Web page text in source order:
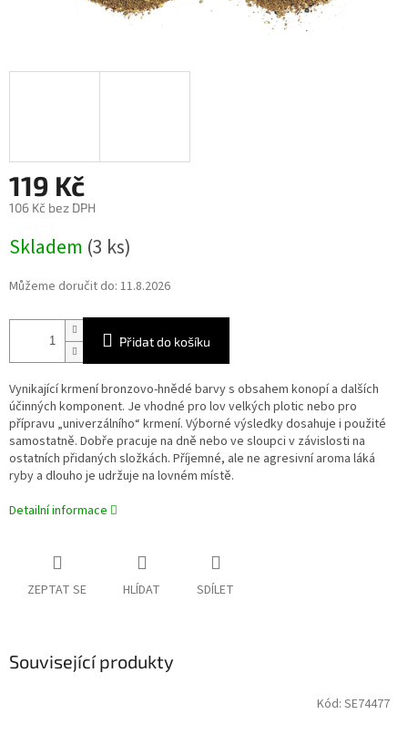
119 Kč
106 Kč bez DPH
cena:
Skladem (3 ks)
Můžeme doručit do: 11.8.2026
Přidat do košíku
Vynikající krmení bronzovo-hnědé barvy s obsahem konopí a dalších
účinných komponent. Je vhodné pro lov velkých plotic nebo pro
přípravu „univerzálního“ krmení. Výborné výsledky dosahuje i použité
samostatně. Dobře pracuje na dně nebo ve sloupci v závislosti na
ostatních přidaných složkách. Příjemné, ale ne agresivní aroma láká
ryby a dlouho je udržuje na lovném místě.
Detailní informace
ZEPTAT SE HLÍDAT SDÍLET
Související produkty
Kód: SE74477